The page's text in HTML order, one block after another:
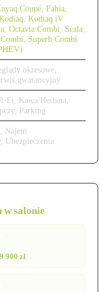
Coupé Fabia
Kodiaq iV
Octavia Combi Scala
Superb Combi
okresowe,
gwarancyjny
Fi, Kawa/Herbata,
Parking
Najem
Ubezpieczenia
w salonie
900 zł